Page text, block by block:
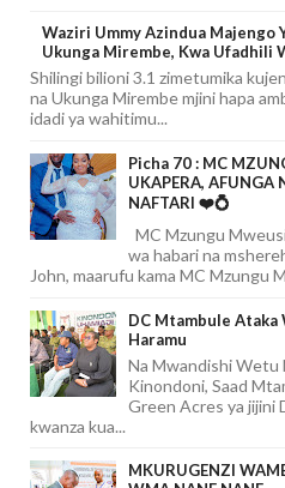
Waziri Ummy Azindua Majengo
Ukunga Mirembe, Kwa Ufadhili
Shilingi bilioni 3.1 zimetumika
na Ukunga Mirembe mjini hapa
idadi ya wahitimu...
Picha 70 : MC
UKAPERA, AFUNGA
NAFTARI ❤️💍
MC Mzungu
wa habari na
John, maarufu kama MC Mzungu
DC Mtambule Ataka
Haramu
Na Mwandishi Wetu
Kinondoni, Saad
Green Acres ya jijini
kwanza kua...
MKURUGENZI